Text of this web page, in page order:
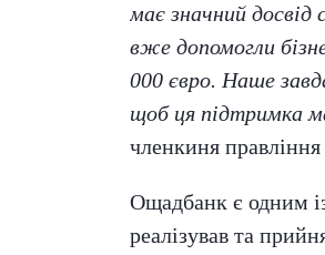
має значний
вже допомогли
000 євро. Наше
щоб ця підтримка
членкиня
Ощадбанк є одним
реалізував та